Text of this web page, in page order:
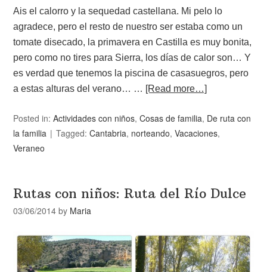
Ais el calorro y la sequedad castellana. Mi pelo lo
agradece, pero el resto de nuestro ser estaba como un
tomate disecado, la primavera en Castilla es muy bonita,
pero como no tires para Sierra, los días de calor son… Y
es verdad que tenemos la piscina de casasuegros, pero
a estas alturas del verano… … [Read more…]
Posted in:Actividades con niños,Cosas de familia, De ruta con
la familia
Tagged:Cantabria, norteando,Vacaciones,
Veraneo
Rutas con niños: Ruta del Río Dulce
03/06/2014 by Maria